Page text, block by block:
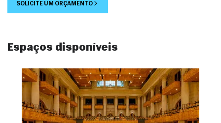
SOLICITE UM ORÇAMENTO
Espaços disponíveis